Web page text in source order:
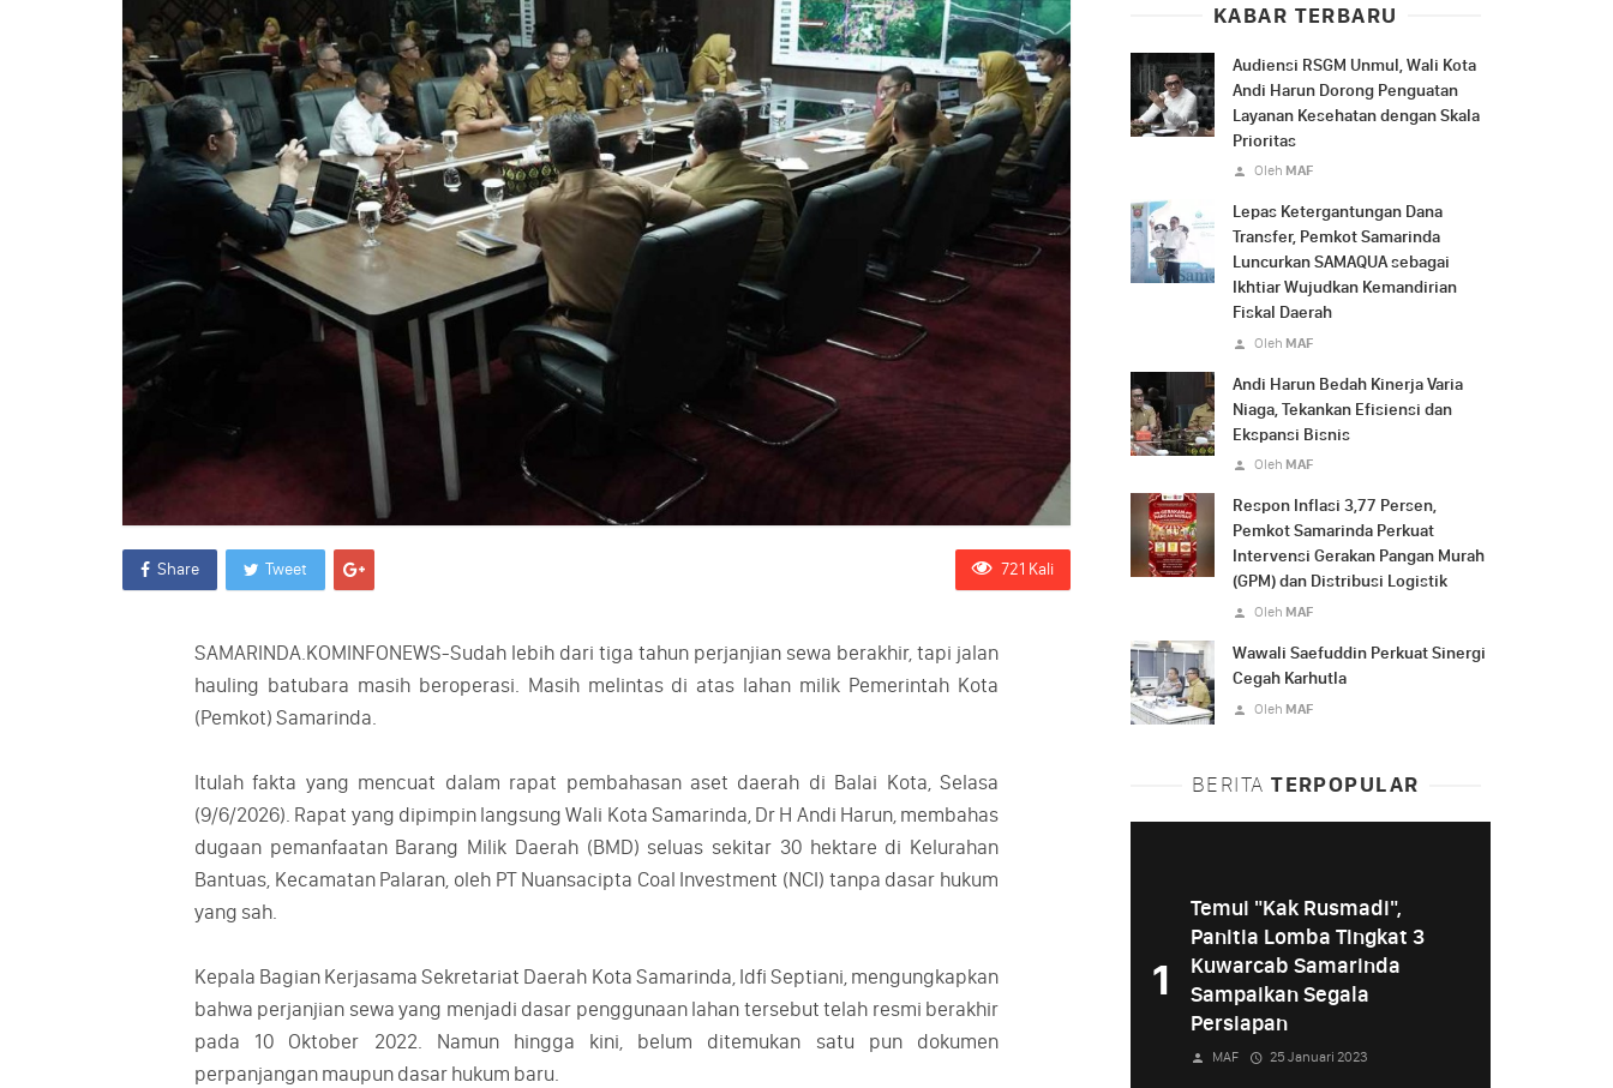
Share Tweet 721 Kali
SAMARINDA.KOMINFONEWS-Sudah lebih dari tiga tahun perjanjian sewa berakhir, tapi jalan
hauling batubara masih beroperasi. Masih melintas di atas lahan milik Pemerintah Kota
(Pemkot) Samarinda.
Itulah fakta yang mencuat dalam rapat pembahasan aset daerah di Balai Kota, Selasa
(9/6/2026). Rapat yang dipimpin langsung Wali Kota Samarinda, Dr H Andi Harun, membahas
dugaan pemanfaatan Barang Milik Daerah (BMD) seluas sekitar 30 hektare di Kelurahan
Bantuas, Kecamatan Palaran, oleh PT Nuansacipta Coal Investment (NCI) tanpa dasar hukum
yang sah.
Kepala Bagian Kerjasama Sekretariat Daerah Kota Samarinda, Idfi Septiani, mengungkapkan
bahwa perjanjian sewa yang menjadi dasar penggunaan lahan tersebut telah resmi berakhir
pada 10 Oktober 2022. Namun hingga kini, belum ditemukan satu pun dokumen
perpanjangan maupun dasar hukum baru.
KABAR TERBARU
Audiensi RSGM Unmul, Wali Kota
Andi Harun Dorong Penguatan
Layanan Kesehatan dengan Skala
Prioritas
Oleh MAF
Lepas Ketergantungan Dana
Transfer, Pemkot Samarinda
Luncurkan SAMAQUA sebagai
Ikhtiar Wujudkan Kemandirian
Fiskal Daerah
Oleh MAF
Andi Harun Bedah Kinerja Varia
Niaga, Tekankan Efisiensi dan
Ekspansi Bisnis
Oleh MAF
Respon Inflasi 3,77 Persen,
Pemkot Samarinda Perkuat
Intervensi Gerakan Pangan Murah
(GPM) dan Distribusi Logistik
Oleh MAF
Wawali Saefuddin Perkuat Sinergi
Cegah Karhutla
Oleh MAF
BERITA TERPOPULAR
1
Temui "Kak Rusmadi",
Panitia Lomba Tingkat 3
Kuwarcab Samarinda
Sampaikan Segala
Persiapan
MAF 25 Januari 2023